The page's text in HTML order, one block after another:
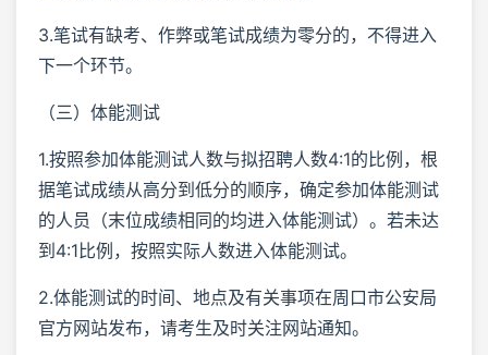
3.笔试有缺考、作弊或笔试成绩为零分的，不得进入
下一个环节。
（三）体能测试
1.按照参加体能测试人数与拟招聘人数4:1的比例，根
据笔试成绩从高分到低分的顺序，确定参加体能测试
的人员（末位成绩相同的均进入体能测试）。若未达
到4:1比例，按照实际人数进入体能测试。
2.体能测试的时间、地点及有关事项在周口市公安局
官方网站发布，请考生及时关注网站通知。